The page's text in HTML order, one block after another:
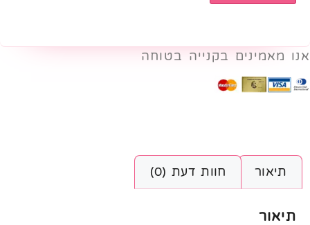
אנו מאמינים בקנייה בטוחה
תיאור חוות דעת (0)
תיאור